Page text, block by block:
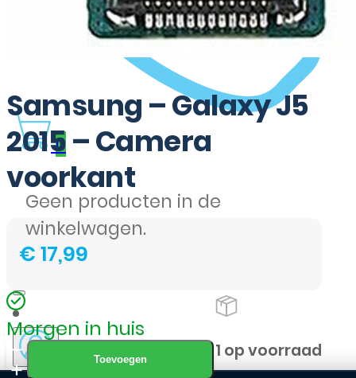
0
Geen producten in de
winkelwagen.
Samsung – Galaxy J5
2015 – Camera
voorkant
€17,99
Morgen in huis
Samsung
Toevoegen 1 op voorraad